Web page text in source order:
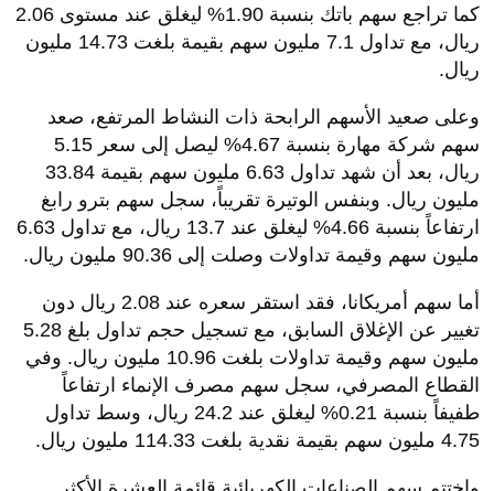
كما تراجع سهم باتك بنسبة 1.90% ليغلق عند مستوى 2.06
ريال، مع تداول 7.1 مليون سهم بقيمة بلغت 14.73 مليون
ريال.
وعلى صعيد الأسهم الرابحة ذات النشاط المرتفع، صعد
سهم شركة مهارة بنسبة 4.67% ليصل إلى سعر 5.15
ريال، بعد أن شهد تداول 6.63 مليون سهم بقيمة 33.84
مليون ريال. وبنفس الوتيرة تقريباً، سجل سهم بترو رابغ
ارتفاعاً بنسبة 4.66% ليغلق عند 13.7 ريال، مع تداول 6.63
مليون سهم وقيمة تداولات وصلت إلى 90.36 مليون ريال.
أما سهم أمريكانا، فقد استقر سعره عند 2.08 ريال دون
تغيير عن الإغلاق السابق، مع تسجيل حجم تداول بلغ 5.28
مليون سهم وقيمة تداولات بلغت 10.96 مليون ريال. وفي
القطاع المصرفي، سجل سهم مصرف الإنماء ارتفاعاً
طفيفاً بنسبة 0.21% ليغلق عند 24.2 ريال، وسط تداول
4.75 مليون سهم بقيمة نقدية بلغت 114.33 مليون ريال.